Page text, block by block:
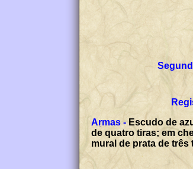
Armas - Escudo de
de quatro tiras; em
mural de prata de três